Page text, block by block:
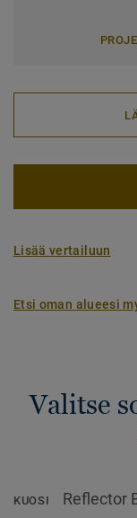
Lisää vertailuun
Etsi oman alueesi
Valitse
KUOSI Reflector